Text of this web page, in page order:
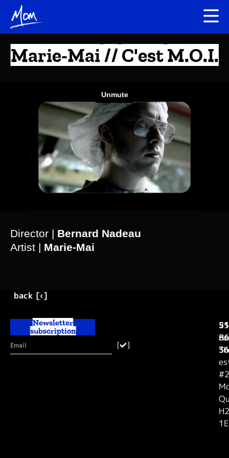
Marie-Mai // C'est M.O.I.
Director | Bernard Nadeau
Artist | Marie-Mai
back [‹]
Newsletter
subscription
[ ]